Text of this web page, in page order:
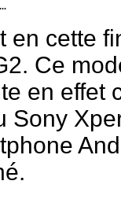
en cette
Ce
en effet
Sony